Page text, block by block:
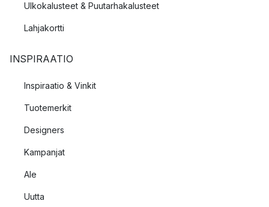
Ulkokalusteet & Puutarhakalusteet
Lahjakortti
INSPIRAATIO
Inspiraatio & Vinkit
Tuotemerkit
Designers
Kampanjat
Ale
Uutta